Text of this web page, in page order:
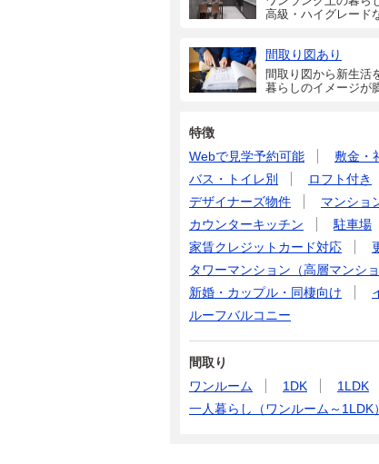
高級・ハイグレード
間取り図あり
間取り図から新生活
暮らしのイメージが
特徴
Webで見学予約可能
敷金・
バス・トイレ別
ロフト付き
デザイナーズ物件
マンショ
カウンターキッチン
駐車場
家賃クレジットカード対応
タワーマンション（高層マンショ
新婚・カップル・同棲向け
ルーフバルコニー
間取り
ワンルーム
1DK 1LDK
一人暮らし（ワンルーム～1LDK）